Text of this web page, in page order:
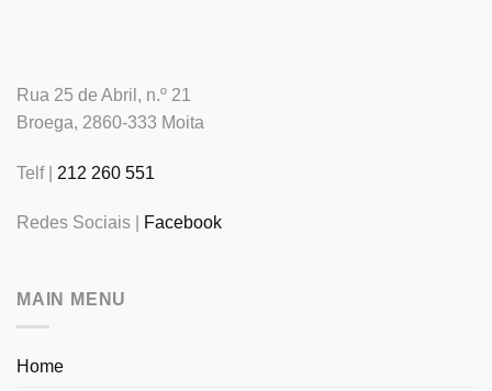
Rua 25 de Abril, n.º 21
Broega, 2860-333 Moita
Telf | 212 260 551
Redes Sociais | Facebook
MAIN MENU
Home